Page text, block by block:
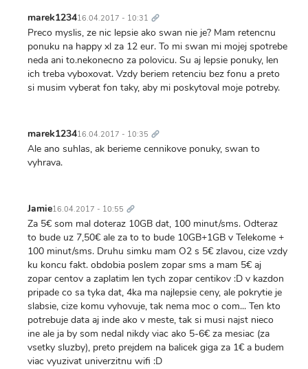
marek123416.04.2017 - 10:31 odkaz
Preco myslis, ze nic lepsie ako swan nie je? Mam retencnu
ponuku na happy xl za 12 eur. To mi swan mi mojej spotrebe
neda ani to.nekonecno za polovicu. Su aj lepsie ponuky, len
ich treba vyboxovat. Vzdy beriem retenciu bez fonu a preto
si musim vyberat fon taky, aby mi poskytoval moje potreby.
marek123416.04.2017 - 10:35 odkaz
Ale ano suhlas, ak berieme cennikove ponuky, swan to
vyhrava.
Jamie16.04.2017 - 10:55 odkaz
Za 5€ som mal doteraz 10GB dat, 100 minut/sms. Odteraz
to bude uz 7,50€ ale za to to bude 10GB+1GB v Telekome +
100 minut/sms. Druhu simku mam O2 s 5€ zlavou, cize vzdy
ku koncu fakt. obdobia poslem zopar sms a mam 5€ aj
zopar centov a zaplatim len tych zopar centikov :D v kazdon
pripade co sa tyka dat, 4ka ma najlepsie ceny, ale pokrytie je
slabsie, cize komu vyhovuje, tak nema moc o com... Ten kto
potrebuje data aj inde ako v meste, tak si musi najst nieco
ine ale ja by som nedal nikdy viac ako 5-6€ za mesiac (za
vsetky sluzby), preto prejdem na balicek giga za 1€ a budem
viac vyuzivat univerzitnu wifi :D